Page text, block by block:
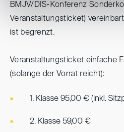
BMJV/DIS-Konferenz
Veranstaltungsticket)
ist begrenzt.
Veranstaltungsticket einfache
(solange der Vorrat reicht):
1. Klasse 95,00 € (inkl.
2. Klasse 59,00 €